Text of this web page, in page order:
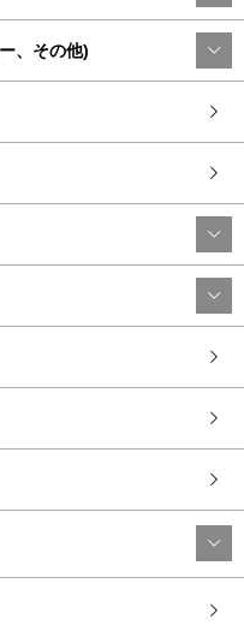
、その他)